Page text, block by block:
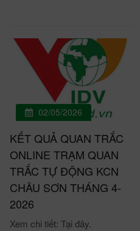
02/05/2026
KẾT QUẢ QUAN TRẮC
ONLINE TRẠM QUAN
TRẮC TỰ ĐỘNG KCN
CHÂU SƠN THÁNG 4-
2026
Xem chi tiết: Tại đây.